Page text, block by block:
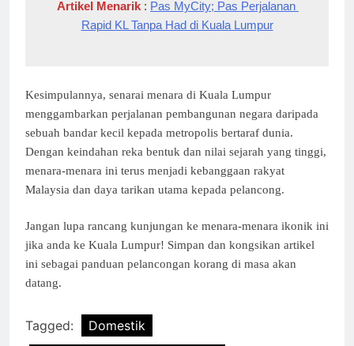
Artikel Menarik : Pas MyCity; Pas Perjalanan
Rapid KL Tanpa Had di Kuala Lumpur
Kesimpulannya, senarai menara di Kuala Lumpur
menggambarkan perjalanan pembangunan negara daripada
sebuah bandar kecil kepada metropolis bertaraf dunia.
Dengan keindahan reka bentuk dan nilai sejarah yang tinggi,
menara-menara ini terus menjadi kebanggaan rakyat
Malaysia dan daya tarikan utama kepada pelancong.
Jangan lupa rancang kunjungan ke menara-menara ikonik ini
jika anda ke Kuala Lumpur! Simpan dan kongsikan artikel
ini sebagai panduan pelancongan korang di masa akan
datang.
Tagged:
Domestik